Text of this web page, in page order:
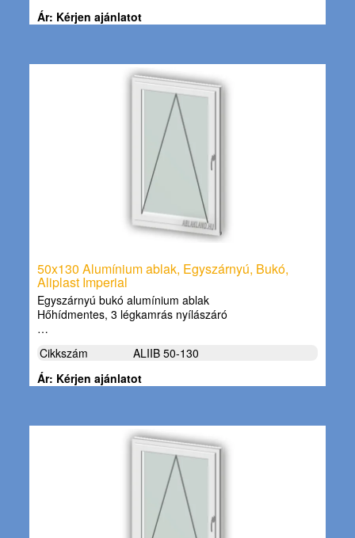
Ár: Kérjen ajánlatot
50x130 Alumínium ablak, Egyszárnyú, Bukó,
Aliplast Imperial
Egyszárnyú bukó alumínium ablak
Hőhídmentes, 3 légkamrás nyílászáró
…
Cikkszám
ALIIB 50-130
Ár: Kérjen ajánlatot